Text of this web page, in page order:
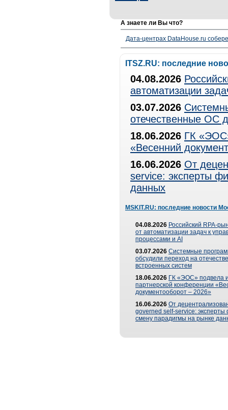
А знаете ли Вы что?
Дата-центрах DataHouse.ru
ITSZ.RU: последние
04.08.2026
автоматизации
03.07.2026
отечественные ОС
18.06.2026 ГК
«Весенний
16.06.2026 От
service: эксперты
данных
MSKIT.RU: последние новости
04.08.2026 Российский RPA-
от автоматизации задач к
процессами и AI
03.07.2026 Системные
обсудили переход на
встроенных систем
18.06.2026 ГК «ЭОС» подвела
партнерской конференции
документооборот – 2026»
16.06.2026 От
governed self-service: эксперты
смену парадигмы на рынке